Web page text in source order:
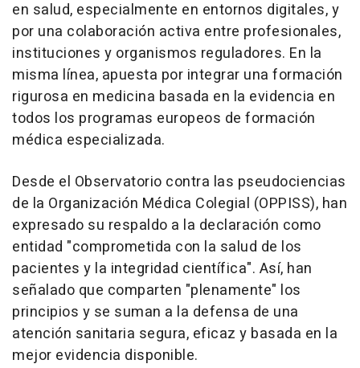
en salud, especialmente en entornos digitales, y
por una colaboración activa entre profesionales,
instituciones y organismos reguladores. En la
misma línea, apuesta por integrar una formación
rigurosa en medicina basada en la evidencia en
todos los programas europeos de formación
médica especializada.
Desde el Observatorio contra las pseudociencias
de la Organización Médica Colegial (OPPISS), han
expresado su respaldo a la declaración como
entidad "comprometida con la salud de los
pacientes y la integridad científica". Así, han
señalado que comparten "plenamente" los
principios y se suman a la defensa de una
atención sanitaria segura, eficaz y basada en la
mejor evidencia disponible.